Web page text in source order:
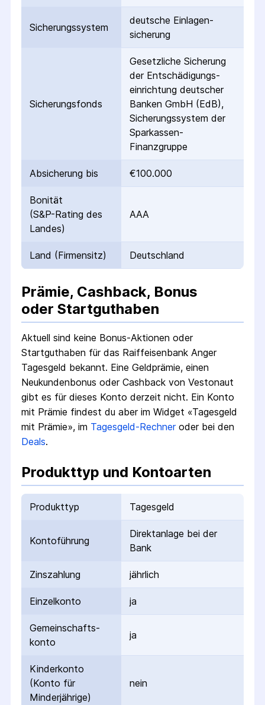
Sicherungs­system
deutsche Einlagen­
sicherung
Sicherungs­fonds
Gesetzliche Sicherung
der Entschädigungs­
einrichtung deutscher
Banken GmbH (EdB),
Sicherungssystem der
Sparkassen-
Finanzgruppe
Absicherung bis €100.000
Bonität
(S&P-Rating des
Landes)
AAA
Land (Firmensitz) Deutschland
Prämie, Cashback, Bonus
oder Startguthaben
Aktuell sind keine Bonus-Aktionen oder
Startguthaben für das Raiffeisenbank Anger
Tagesgeld bekannt. Eine Geldprämie, einen
Neukundenbonus oder Cashback von Vestonaut
gibt es für dieses Konto derzeit nicht. Ein Konto
mit Prämie findest du aber im Widget «Tagesgeld
mit Prämie», im Tagesgeld-Rechneroder bei den
Deals.
Produkttyp und Kontoarten
Produkttyp Tagesgeld
Kontoführung
Direktanlage bei der
Bank
Zinszahlung jährlich
Einzelkonto ja
Gemeinschafts­
konto
ja
Kinderkonto
(Konto für
Minderjährige)
nein